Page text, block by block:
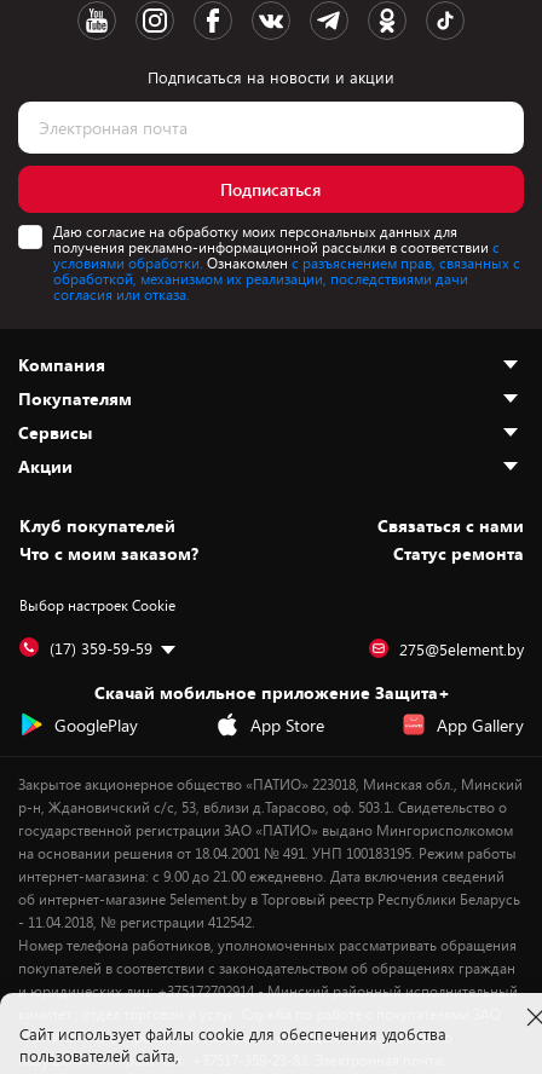
Подписаться на новости и акции
Подписаться
Даю согласие на обработку моих персональных данных для
получения рекламно-информационной рассылки в соответствии с
условиями обработки. Ознакомлен с разъяснением прав, связанных с
обработкой, механизмом их реализации, последствиями дачи
согласия или отказа.
Компания
О нас
Адреса магазинов
Новости
Статьи и обзоры
Вакансии
Дай пять добру!
Покупателям
Как сделать заказ
Оплата и доставка
Безналичный расчёт
Обмен и возврат товара
Обработка персональных данных
Подарочные карты
Сервисы
Установка техники
Для игровых консолей
Для мобильных устройств
Для компьютеров
Сервисные центры
Акции
Скидки и промокоды
Белорусские товары
Бонусы
Оплата частями
Уценка
Клуб покупателей
Cвязаться с нами
Что с моим заказом?
Статус ремонта
Выбор настроек Cookie
(17) 359-59-59 275@5element.by
Скачай мобильное приложение Защита+
GooglePlay
App Store App Gallery
Закрытое акционерное общество «ПАТИО» 223018, Минская обл., Минский
р-н, Ждановичский с/с, 53, вблизи д.Тарасово, оф. 503.1. Свидетельство о
государственной регистрации ЗАО «ПАТИО» выдано Мингорисполкомом
на основании решения от 18.04.2001 № 491. УНП 100183195. Режим работы
интернет-магазина: с 9.00 до 21.00 ежедневно. Дата включения сведений
об интернет-магазине 5element.by в Торговый реестр Республики Беларусь
- 11.04.2018, № регистрации 412542.
Номер телефона работников, уполномоченных рассматривать обращения
покупателей в соответствии с законодательством об обращениях граждан
и юридических лиц: +375172702914 - Минский районный исполнительный
«ПАТИО» (по вопросам рассмотрения обращения покупателей о
нарушении их прав): Тел.: +37517-359-23-83. Электронная почта:
Cайт использует файлы cookie для обеспечения удобства
пользователей сайта,